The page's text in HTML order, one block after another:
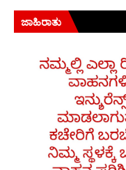
ಜಾಹಿರಾತು